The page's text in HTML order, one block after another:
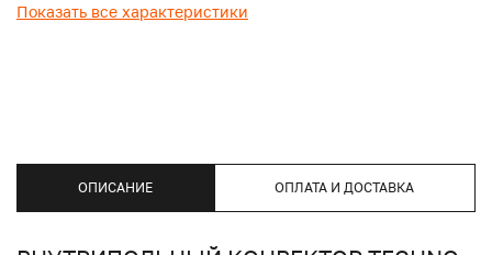
Показать все характеристики
ОПИСАНИЕ ОПЛАТА И ДОСТАВКА